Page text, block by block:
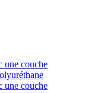
une couche
une couche